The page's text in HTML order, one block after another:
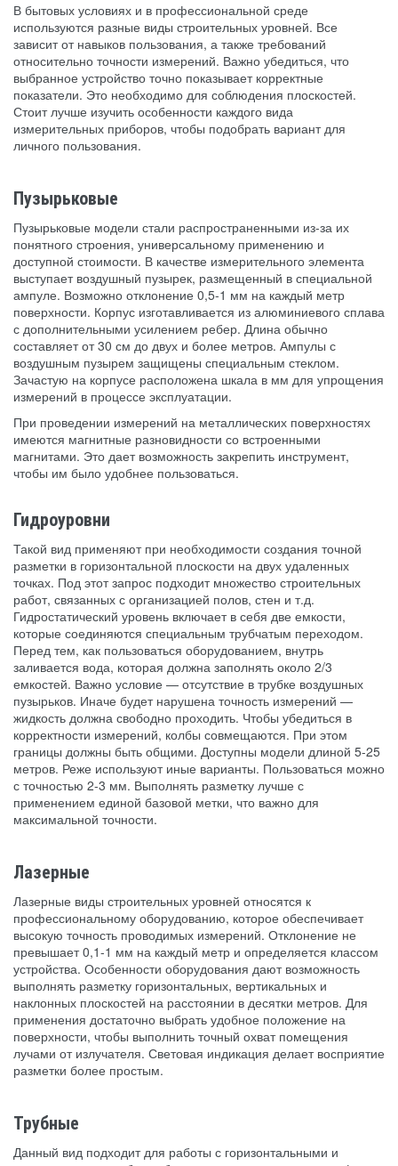
В бытовых условиях и в профессиональной среде
используются разные виды строительных уровней. Все
зависит от навыков пользования, а также требований
относительно точности измерений. Важно убедиться, что
выбранное устройство точно показывает корректные
показатели. Это необходимо для соблюдения плоскостей.
Стоит лучше изучить особенности каждого вида
измерительных приборов, чтобы подобрать вариант для
личного пользования.
Пузырьковые
Пузырьковые модели стали распространенными из-за их
понятного строения, универсальному применению и
доступной стоимости. В качестве измерительного элемента
выступает воздушный пузырек, размещенный в специальной
ампуле. Возможно отклонение 0,5-1 мм на каждый метр
поверхности. Корпус изготавливается из алюминиевого сплава
с дополнительными усилением ребер. Длина обычно
составляет от 30 см до двух и более метров. Ампулы с
воздушным пузырем защищены специальным стеклом.
Зачастую на корпусе расположена шкала в мм для упрощения
измерений в процессе эксплуатации.
При проведении измерений на металлических поверхностях
имеются магнитные разновидности со встроенными
магнитами. Это дает возможность закрепить инструмент,
чтобы им было удобнее пользоваться.
Гидроуровни
Такой вид применяют при необходимости создания точной
разметки в горизонтальной плоскости на двух удаленных
точках. Под этот запрос подходит множество строительных
работ, связанных с организацией полов, стен и т.д.
Гидростатический уровень включает в себя две емкости,
которые соединяются специальным трубчатым переходом.
Перед тем, как пользоваться оборудованием, внутрь
заливается вода, которая должна заполнять около 2/3
емкостей. Важно условие — отсутствие в трубке воздушных
пузырьков. Иначе будет нарушена точность измерений —
жидкость должна свободно проходить. Чтобы убедиться в
корректности измерений, колбы совмещаются. При этом
границы должны быть общими. Доступны модели длиной 5-25
метров. Реже используют иные варианты. Пользоваться можно
с точностью 2-3 мм. Выполнять разметку лучше с
применением единой базовой метки, что важно для
максимальной точности.
Лазерные
Лазерные виды строительных уровней относятся к
профессиональному оборудованию, которое обеспечивает
высокую точность проводимых измерений. Отклонение не
превышает 0,1-1 мм на каждый метр и определяется классом
устройства. Особенности оборудования дают возможность
выполнять разметку горизонтальных, вертикальных и
наклонных плоскостей на расстоянии в десятки метров. Для
применения достаточно выбрать удобное положение на
поверхности, чтобы выполнить точный охват помещения
лучами от излучателя. Световая индикация делает восприятие
разметки более простым.
Трубные
Данный вид подходит для работы с горизонтальными и